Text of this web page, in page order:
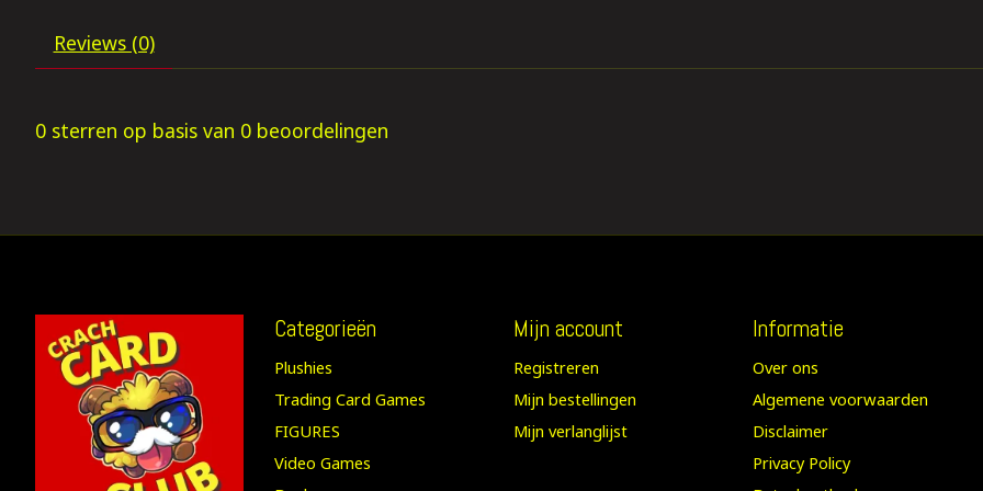
Reviews (0)
0 sterren op basis van 0 beoordelingen
Categorieën
Plushies
Trading Card Games
FIGURES
Video Games
Mijn account
Registreren
Mijn bestellingen
Mijn verlanglijst
Informatie
Over ons
Algemene voorwaarden
Disclaimer
Privacy Policy